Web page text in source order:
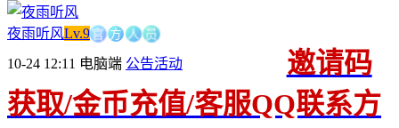
夜雨听风Lv.9官方人员
10-24 12:11 电脑端 公告活动
邀请码
获取/金币充值/客服QQ联系方